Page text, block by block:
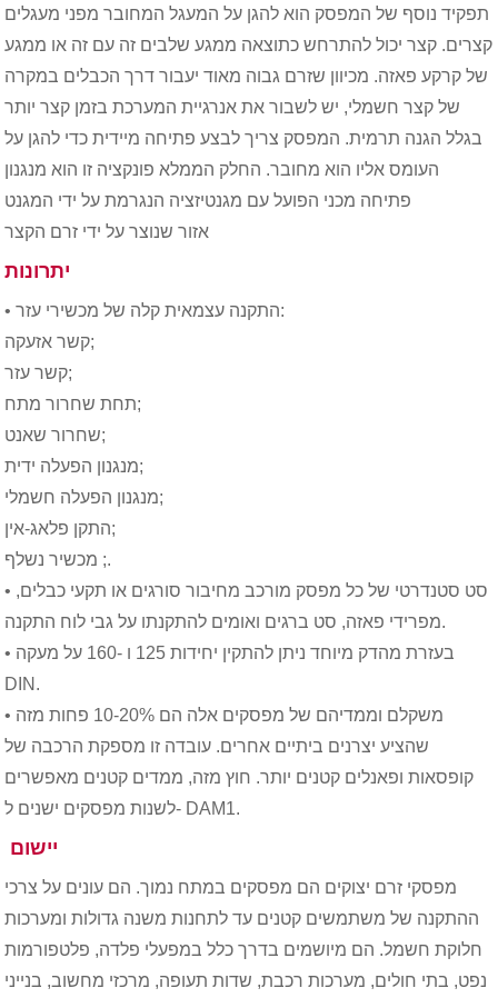
תפקיד נוסף של המפסק הוא להגן על המעגל המחובר מפני מעגלים
קצרים. קצר יכול להתרחש כתוצאה ממגע שלבים זה עם זה או ממגע
של קרקע פאזה. מכיוון שזרם גבוה מאוד יעבור דרך הכבלים במקרה
של קצר חשמלי, יש לשבור את אנרגיית המערכת בזמן קצר יותר
בגלל הגנה תרמית. המפסק צריך לבצע פתיחה מיידית כדי להגן על
העומס אליו הוא מחובר. החלק הממלא פונקציה זו הוא מנגנון
פתיחה מכני הפועל עם מגנטיזציה הנגרמת על ידי המגנט
אזור שנוצר על ידי זרם הקצר
יתרונות
• התקנה עצמאית קלה של מכשירי עזר:
קשר אזעקה;
קשר עזר;
תחת שחרור מתח;
שחרור שאנט;
מנגנון הפעלה ידית;
מנגנון הפעלה חשמלי;
התקן פלאג-אין;
מכשיר נשלף ;.
• סט סטנדרטי של כל מפסק מורכב מחיבור סורגים או תקעי כבלים,
מפרידי פאזה, סט ברגים ואומים להתקנתו על גבי לוח התקנה.
• בעזרת מהדק מיוחד ניתן להתקין יחידות 125 ו -160 על מעקה
DIN.
• משקלם וממדיהם של מפסקים אלה הם 10-20% פחות מזה
שהציע יצרנים ביתיים אחרים. עובדה זו מספקת הרכבה של
קופסאות ופאנלים קטנים יותר. חוץ מזה, ממדים קטנים מאפשרים
לשנות מפסקים ישנים ל- DAM1.
יישום
מפסקי זרם יצוקים הם מפסקים במתח נמוך. הם עונים על צרכי
ההתקנה של משתמשים קטנים עד לתחנות משנה גדולות ומערכות
חלוקת חשמל. הם מיושמים בדרך כלל במפעלי פלדה, פלטפורמות
נפט, בתי חולים, מערכות רכבת, שדות תעופה, מרכזי מחשוב, בנייני